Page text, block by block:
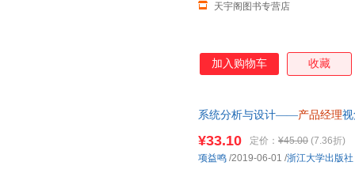
天宇阁图书专营店
加入购物车 收藏
系统分析与设计——产品经理
¥33.10 定价： ¥45.00 (7.36折)
项益鸣 /2019-06-01 /浙江大学出版社